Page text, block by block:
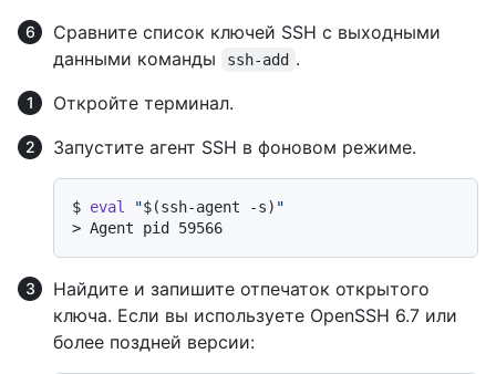
Сравните список ключей SSH с выходными
данными команды
ssh-add .
Откройте терминал.
Запустите агент SSH в фоновом режиме.
$ eval "$(ssh-agent -s) "
> Agent pid 59566
Найдите и запишите отпечаток открытого
ключа. Если вы используете OpenSSH 6.7 или
более поздней версии: